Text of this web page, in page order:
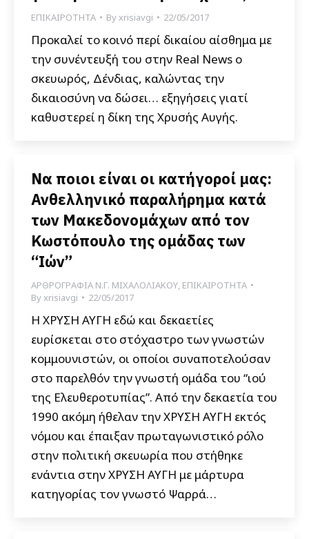
ΕΠΙΚΑΙΡΟΤΗΤΑ Byxrisiavgi 22/05/2017
Προκαλεί το κοινό περί δικαίου αίσθημα με
την συνέντευξή του στην Real News ο
σκευωρός, Δένδιας, καλώντας την
δικαιοσύνη να δώσει… εξηγήσεις γιατί
καθυστερεί η δίκη της Χρυσής Αυγής.
Να ποιοι είναι οι κατήγοροί μας:
Ανθελληνικό παραλήρημα κατά
των Μακεδονομάχων από τον
Κωστόπουλο της ομάδας των
“Ιών”
ΑΡΘΡΟΓΡΑΦΙΑ Ν.Γ. ΜΙΧΑΛΟΛΙΑΚΟΥ, ΕΠΙΚΑΙΡΟΤΗΤΑ
Byxrisiavgi 22/05/2017
Η ΧΡΥΣΗ ΑΥΓΗ εδώ και δεκαετίες
ευρίσκεται στο στόχαστρο των γνωστών
κομμουνιστών, οι οποίοι συναποτελούσαν
στο παρελθόν την γνωστή ομάδα του “ιού
της Ελευθεροτυπίας”. Από την δεκαετία του
1990 ακόμη ήθελαν την ΧΡΥΣΗ ΑΥΓΗ εκτός
νόμου και έπαιξαν πρωταγωνιστικό ρόλο
στην πολιτική σκευωρία που στήθηκε
ενάντια στην ΧΡΥΣΗ ΑΥΓΗ με μάρτυρα
κατηγορίας τον γνωστό Ψαρρά…